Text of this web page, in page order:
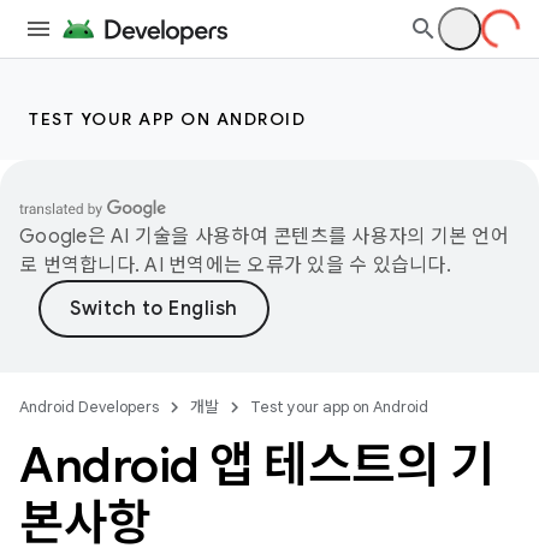
TEST YOUR APP ON ANDROID
Google은 AI 기술을 사용하여 콘텐츠를 사용자의 기본 언어
로 번역합니다. AI 번역에는 오류가 있을 수 있습니다.
Android Developers 개발 Test your app on Android
Android 앱 테스트의 기
본사항